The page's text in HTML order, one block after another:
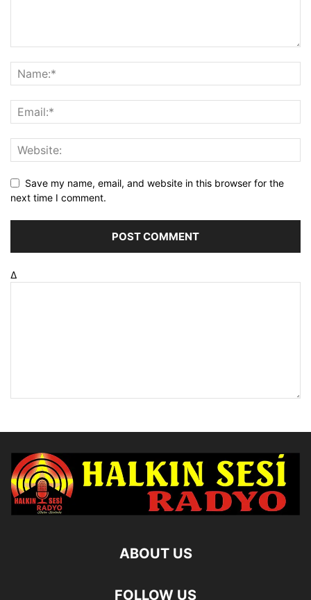
Save my name, email, and website in this browser for the
next time I comment.
Δ
ABOUT US
FOLLOW US